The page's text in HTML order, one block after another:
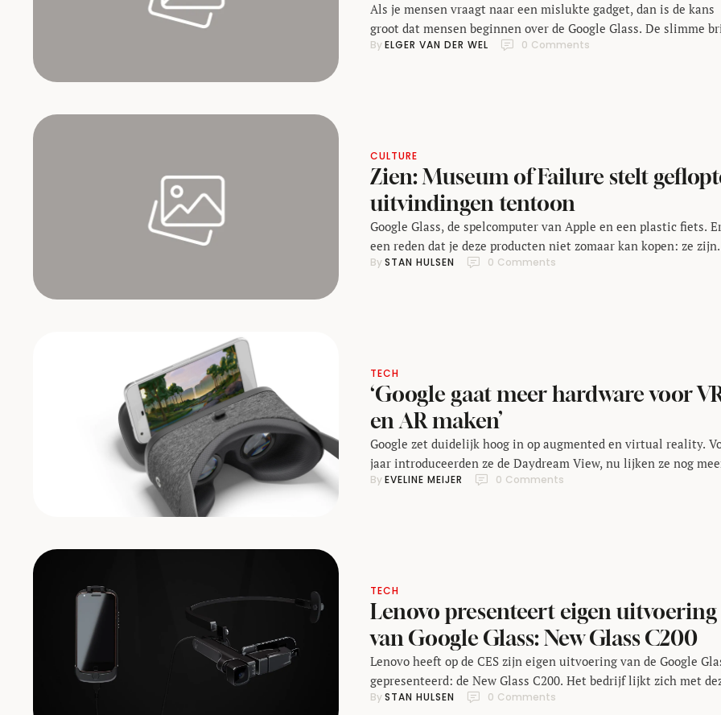
Als je mensen vraagt naar een mislukte gadget, dan is de kans
groot dat mensen beginnen over de Google Glass. De slimme
werd door Google in de markt gezet als experiment, maar kreeg
By ELGER VAN DER WEL 0 Comments
CULTURE
Zien: Museum of Failure stelt
uitvindingen tentoon
Google Glass, de spelcomputer van Apple en een plastic fiets.
een reden dat je deze producten niet zomaar kan kopen: ze zijn
geflopt. Maar niet getreurd. In Zweden is onlangs een museum
By STAN HULSEN 0 Comments
TECH
‘Google gaat meer hardware voor
en AR maken’
Google zet duidelijk hoog in op augmented en virtual reality.
jaar introduceerden ze de Daydream View, nu lijken ze nog
van dit soort hardware te willen gaan maken. Het bedrijf heeft
By EVELINE MEIJER 0 Comments
TECH
Lenovo presenteert eigen uitvoering
van Google Glass: New Glass C200
Lenovo heeft op de CES zijn eigen uitvoering van de Google
gepresenteerd: de New Glass C200. Het bedrijf lijkt zich met
bril vooral te richten op bedrijven die augmented reality willen
By STAN HULSEN 0 Comments